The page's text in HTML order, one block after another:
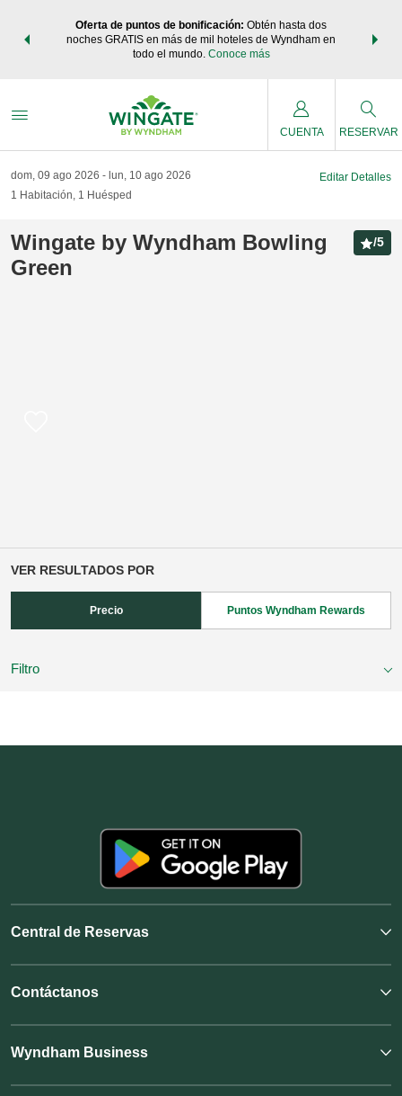
Oferta de puntos de bonificación:Obtén hasta dos
noches GRATIS en más de mil hoteles de Wyndham en
todo el mundo. Conoce más
de viaje
CUENTA RESERVAR
dom, 09 ago 2026
lun, 10 ago 2026
1 Habitación, 1 Huésped
Editar Detalles
Wingate by Wyndham Bowling
Green
/5
VER RESULTADOS POR
Precio Puntos Wyndham Rewards
Filtro
Central de Reservas
Contáctanos
Wyndham Business